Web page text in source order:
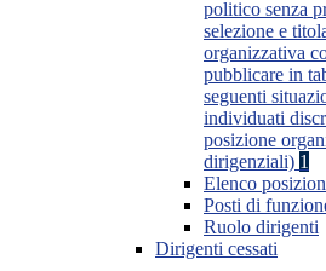
politico senza
selezione e
organizzativa
pubblicare in
seguenti
individuati
posizione
dirigenziali) 1
Elenco
Posti di
Ruolo dirigenti
Dirigenti cessati